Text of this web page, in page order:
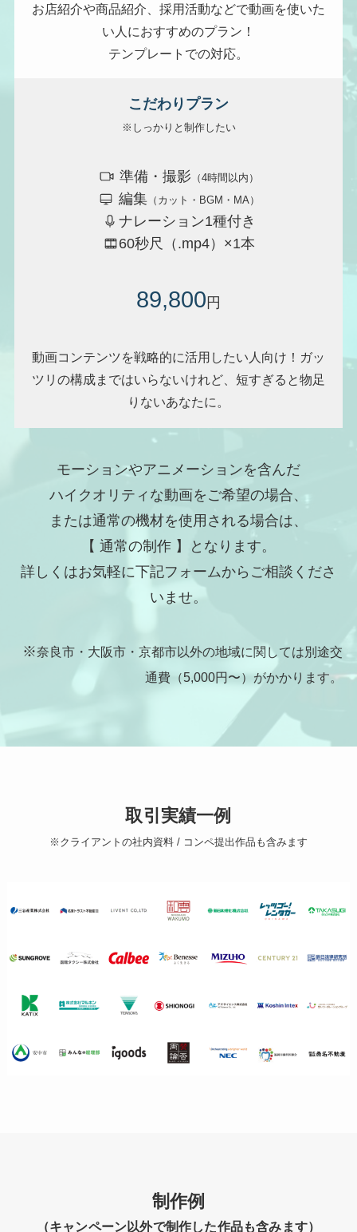
お店紹介や商品紹介、採用活動などで動画を使いた
い人におすすめのプラン！
テンプレートでの対応。
こだわりプラン
※しっかりと制作したい
準備・撮影 （4時間以内）
編集（カット・BGM・MA）
ナレーション1種付き
60秒尺（.mp4）×1本
89,800 円
動画コンテンツを戦略的に活用したい人向け！ガッ
ツリの構成まではいらないけれど、短すぎると物足
りないあなたに。
モーションやアニメーションを含んだ
ハイクオリティな動画をご希望の場合、
または通常の機材を使用される場合は、
【 通常の制作 】となります。
詳しくはお気軽に下記フォームからご相談くださ
いませ。
※奈良市・大阪市・京都市以外の地域に関しては別途交
通費（5,000円〜）がかかります。
取引実績一例
※クライアントの社内資料 / コンペ提出作品も含みます
制作例
（キャンペーン以外で制作した作品も含みます）